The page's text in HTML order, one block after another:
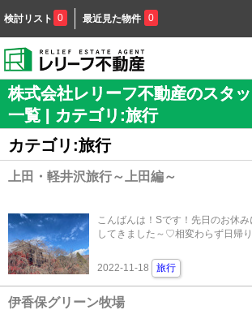
検討リスト 0 最近見た物件 0
株式会社レリーフ不動産のスタ
一覧 | カテゴリ:旅行
カテゴリ:旅行
上田・軽井沢旅行～上田編～
こんばんは！Sです！先日のお休
してきました～♡相変わらず日帰
2022-11-18 旅行
伊香保グリーン牧場